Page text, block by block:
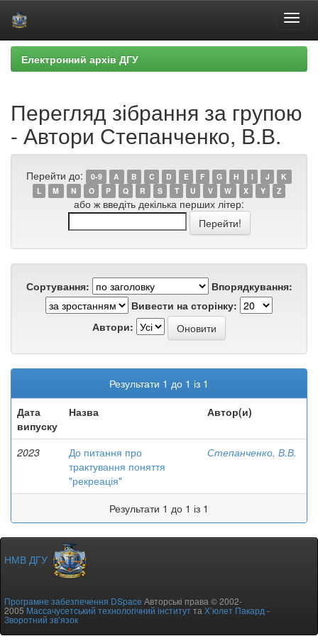
Skip
navigation
Електронний архів ДГУ
Перегляд зібрання за групою
- Автори Степанченко, В.В.
Перейти до: 0-9 A B C D E F G H I J
K
L
M N O P Q R S T U V W X Y Z
або ж введіть декілька перших літер:
Сортування:
Впорядкування:
Вивести на сторінку:
Автори:
Результати 1 до 1 із 1
Дата
випуску
Назва Автор(и)
2023
До питання про
трактування поняття
"рекреація"
Степанченко, В.В.
Результати 1 до 1 із 1
НМВ ДГУ
Програмне забезпечення DSpace Авторські права © 2002-
2005Массачусетський технологічний інститутта Х’юлет Пакард -
Зворотний зв’язок